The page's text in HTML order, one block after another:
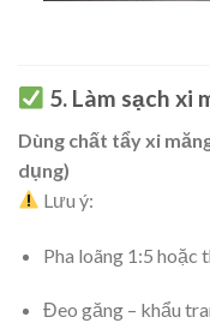
5. Làm sạch xi
Dùng chất tẩy xi
dụng)
Lưu ý:
Pha loãng 1:5 hoặc
Đeo găng – khẩu